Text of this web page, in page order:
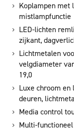
Koplampen met
mistlampfunctie
LED-lichten
zijkant,
Lichtmetalen
velgdiameter
19,0
Luxe chroom
deuren,
Media control
Multi-